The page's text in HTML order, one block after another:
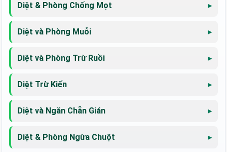
Diệt & Phòng Chống Mọt
Diệt và Phòng Muỗi
Diệt và Phòng Trừ Ruồi
Diệt Trừ Kiến
Diệt và Ngăn Chẵn Gián
Diệt & Phòng Ngừa Chuột